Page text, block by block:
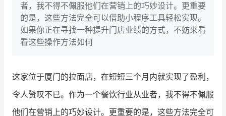
智库 产品场景库
产品更新动态
新零售资讯
者，我不得不佩服他们在营销上的巧妙设计。更重要
的是，这些方法完全可以借助小程序工具轻松实现。
如果你正在寻找一种提升门店业绩的方式，不妨来看
看这些操作方法如何
这家位于厦门的拉面店，在短短三个月内就实现了盈利，
令人赞叹不已。作为一个餐饮行业从业者，我不得不佩服
他们在营销上的巧妙设计。更重要的是，这些方法完全可